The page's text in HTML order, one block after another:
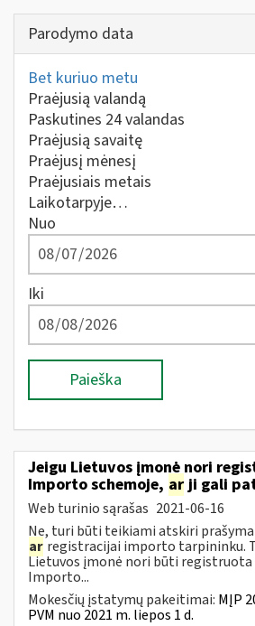
Parodymo data
Bet kuriuo metu
Praėjusią valandą
Paskutines 24 valandas
Praėjusią savaitę
Praėjusį mėnesį
Praėjusiais metais
Laikotarpyje…
Nuo
Iki
Paieška
Jeigu Lietuvos įmonė nori
Importo schemoje, arji gali
Web turinio sąrašas 2021-06-16
Ne, turi būti teikiami atskiri
ar registracijai importo tarpininku.
Lietuvos įmonė nori būti registruota
Importo...
Mokesčių įstatymų pakeitimai: MĮP
PVM nuo 2021 m. liepos 1 d.